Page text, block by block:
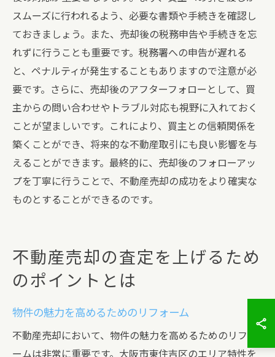
スムーズに行われるよう、必要な書類や手続きを確認し
ておきましょう。また、売却後の税務申告や手続きを忘
れずに行うことも重要です。税務署への申告が遅れる
と、ペナルティが発生することもありますので注意が必
要です。さらに、売却後のアフターフォローとして、買
主からの問い合わせやトラブル対応も視野に入れておく
ことが望ましいです。これにより、買主との信頼関係を
築くことができ、将来的な不動産取引にも良い影響を与
えることができます。最終的に、売却後のフォローアッ
プを丁寧に行うことで、不動産売却の成功をより確実な
ものとすることができるのです。
不動産売却の査定を上げるため
のポイントとは
物件の魅力を高めるためのリフォーム
不動産売却において、物件の魅力を高めるためのリフォ
ームは非常に重要です。大阪市東住吉区のエリア特性を